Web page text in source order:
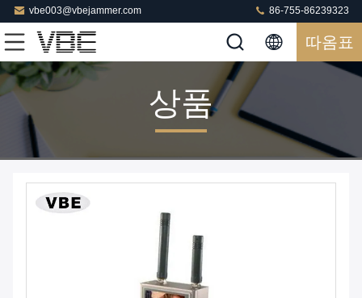
vbe003@vbejammer.com 86-755-86239323
따옴표
상품